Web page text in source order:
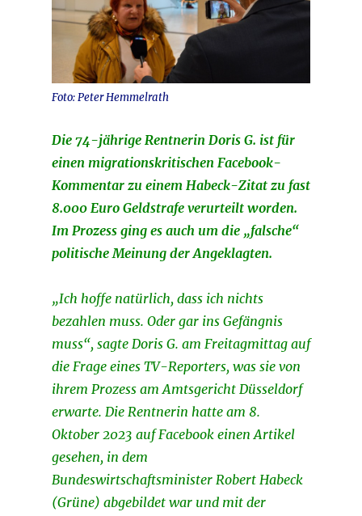
Foto: Peter Hemmelrath
Die 74-jährige Rentnerin Doris G. ist für
einen migrationskritischen Facebook-
Kommentar zu einem Habeck-Zitat zu fast
8.000 Euro Geldstrafe verurteilt worden.
Im Prozess ging es auch um die „falsche“
politische Meinung der Angeklagten.
„Ich hoffe natürlich, dass ich nichts
bezahlen muss. Oder gar ins Gefängnis
muss“, sagte Doris G. am Freitagmittag auf
die Frage eines TV-Reporters, was sie von
ihrem Prozess am Amtsgericht Düsseldorf
erwarte. Die Rentnerin hatte am 8.
Oktober 2023 auf Facebook einen Artikel
gesehen, in dem
Bundeswirtschaftsminister Robert Habeck
(Grüne) abgebildet war und mit der